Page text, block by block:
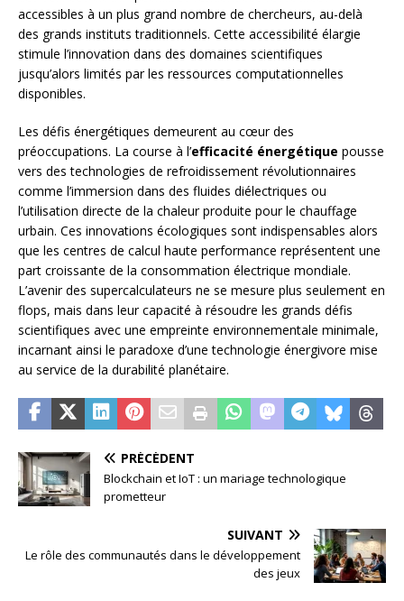
accessibles à un plus grand nombre de chercheurs, au-delà
des grands instituts traditionnels. Cette accessibilité élargie
stimule l’innovation dans des domaines scientifiques
jusqu’alors limités par les ressources computationnelles
disponibles.
Les défis énergétiques demeurent au cœur des
préoccupations. La course à l’efficacité énergétique pousse
vers des technologies de refroidissement révolutionnaires
comme l’immersion dans des fluides diélectriques ou
l’utilisation directe de la chaleur produite pour le chauffage
urbain. Ces innovations écologiques sont indispensables alors
que les centres de calcul haute performance représentent une
part croissante de la consommation électrique mondiale.
L’avenir des supercalculateurs ne se mesure plus seulement en
flops, mais dans leur capacité à résoudre les grands défis
scientifiques avec une empreinte environnementale minimale,
incarnant ainsi le paradoxe d’une technologie énergivore mise
au service de la durabilité planétaire.
PRÉCÉDENT
Blockchain et IoT : un mariage technologique
prometteur
SUIVANT
Le rôle des communautés dans le développement
des jeux